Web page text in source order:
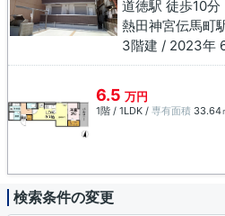
道徳駅 徒歩10分
熱田神宮伝馬町
3階建 / 2023年
6.5 万円
1階 / 1LDK / 専有面積 33.64
検索条件の変更